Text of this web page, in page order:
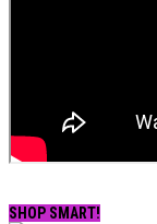
SHOP SMART!